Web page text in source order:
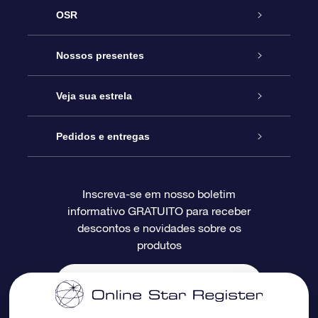
OSR
Serviço
Entre em contato conosco
Blog
Avaliações
Nossos presentes
Presente estrelar on-line
Pacote de presente da OSR
O cartão de presente da OSR
Presentes corporativos
Veja sua estrela
Star Register
Página estelar personalizada
Um Milhão de Estrelas
OSR Starsaver
Pedidos e entregas
Informações de pagamento
Política de devolução
Inscreva-se em nosso boletim
informativo GRATUITO para receber
descontos e novidades sobre os
produtos